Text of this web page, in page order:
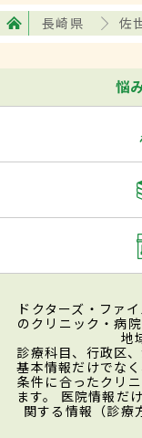
長崎県 佐
悩
ドクターズ・ファ
のクリニック・病
地
診療科目、行政区
基本情報だけでな
条件に合ったクリ
ます。 医院情報だ
関する情報（診療